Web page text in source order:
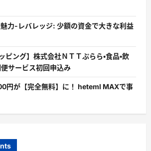
力-レバレッジ: 少額の資金で大きな利益
ピング】株式会社ＮＴＴぷらら・食品・飲
便サービス初回申込み
円が【完全無料】に！ heteml MAXで事